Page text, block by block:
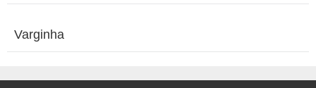
Varginha